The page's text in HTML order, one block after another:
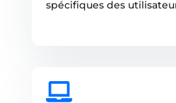
spécifiques des
